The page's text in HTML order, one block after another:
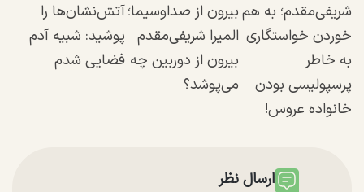
شریفی‌مقدم؛ به هم
خوردن خواستگاری
به خاطر
پرسپولیسی بودن
خانواده عروس!
بیرون از صداوسیما؛
المیرا شریفی‌مقدم
بیرون از دوربین چه
می‌پوشد؟
آتش‌نشان‌ها را
پوشید: شبیه آدم
فضایی شدم
ارسال نظر